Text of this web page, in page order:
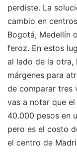
perdiste. La
cambio en
Bogotá, Medellín
feroz. En estos
al lado de la otra,
márgenes para
de comparar tres
vas a notar que
40.000 pesos en
pero es el costo
el centro de